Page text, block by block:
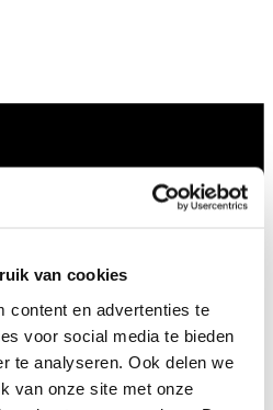
van cookies
content en advertenties te
voor social media te bieden
te analyseren. Ook delen we
van onze site met onze